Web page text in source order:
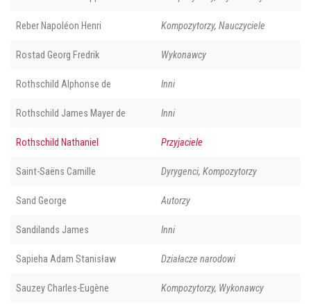
Reber Napoléon Henri Kompozytorzy, Nauczyciele
Rostad Georg Fredrik Wykonawcy
Rothschild Alphonse de Inni
Rothschild James Mayer de Inni
Rothschild Nathaniel Przyjaciele
Saint-Saëns Camille Dyrygenci, Kompozytorzy
Sand George Autorzy
Sandilands James Inni
Sapieha Adam Stanisław Działacze narodowi
Sauzey Charles-Eugène Kompozytorzy, Wykonawcy